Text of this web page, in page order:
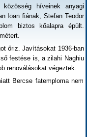
közösség híveinek anyagi
Ioan fiának, Ștefan Teodor
biztos kőalapra épült.
őriz. Javításokat 1936-ban
festése is, a zilahi Naghiu
renoválásokat végeztek.
Bercse fatemploma nem